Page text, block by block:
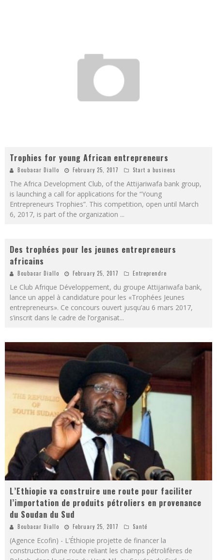
Trophies for young African entrepreneurs
Boubacar Diallo February 25, 2017 Start a business
The Africa Development Club, of the Attijariwafa bank group,
is launching a call for applications for the “Young
Entrepreneurs Trophies”. This competition, open until March
6, 2017, is part of the organization ...
Des trophées pour les jeunes entrepreneurs
africains
Boubacar Diallo February 25, 2017 Entreprendre
Le Club Afrique Développement, du groupe Attijariwafa bank,
lance un appel à candidature pour les «Trophées Jeunes
entrepreneurs». Ce concours ouvert jusqu’au 6 mars 2017,
s’inscrit dans le cadre de l’organisat...
L’Ethiopie va construire une route pour faciliter
l’importation de produits pétroliers en provenance
du Soudan du Sud
Boubacar Diallo February 25, 2017 Santé
(Agence Ecofin) - L’Éthiopie projette de financer la
construction d’une route reliant les champs pétrolifères de